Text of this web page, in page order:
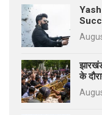
के